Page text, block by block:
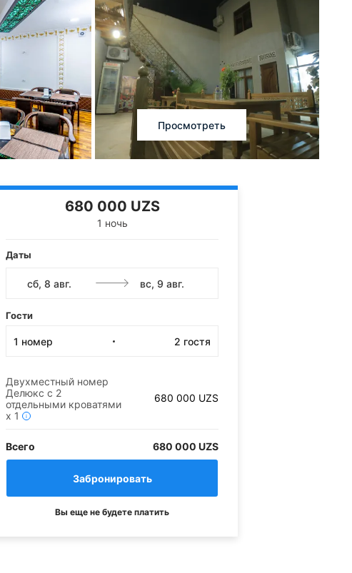
Просмотреть
680 000 UZS
1 ночь
Даты
Гости
1 номер 2 гостя
Двухместный номер
Делюкс с 2
отдельными кроватями
x 1 i
680 000 UZS
Всего 680 000 UZS
Вы еще не будете платить